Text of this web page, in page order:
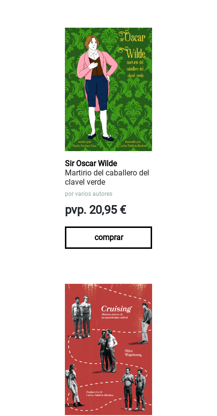
Sir Oscar Wilde
Martirio del caballero del
clavel verde
por varios autores
pvp. 20,95 €
comprar